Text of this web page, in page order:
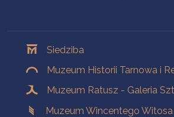
Siedziba
Muzeum Historii Tarnowa i
Muzeum Ratusz - Galeria
Muzeum Wincentego